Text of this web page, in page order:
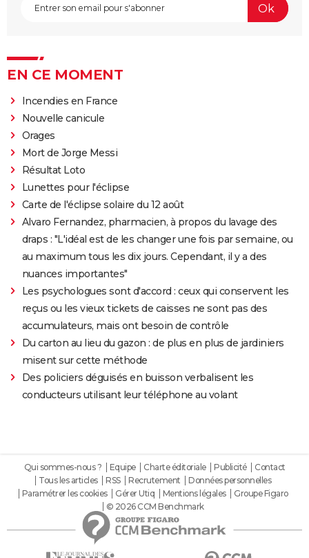
EN CE MOMENT
Incendies en France
Nouvelle canicule
Orages
Mort de Jorge Messi
Résultat Loto
Lunettes pour l'éclipse
Carte de l'éclipse solaire du 12 août
Alvaro Fernandez, pharmacien, à propos du lavage des
draps : "L'idéal est de les changer une fois par semaine, ou
au maximum tous les dix jours. Cependant, il y a des
nuances importantes"
Les psychologues sont d'accord : ceux qui conservent les
reçus ou les vieux tickets de caisses ne sont pas des
accumulateurs, mais ont besoin de contrôle
Du carton au lieu du gazon : de plus en plus de jardiniers
misent sur cette méthode
Des policiers déguisés en buisson verbalisent les
conducteurs utilisant leur téléphone au volant
Qui sommes-nous ? Equipe Charte éditoriale Publicité
Contact
Tous les articles
RSS Recrutement
Données personnelles
Paramétrer les cookies
Gérer Utiq Mentions légales
Groupe Figaro
© 2026 CCM Benchmark